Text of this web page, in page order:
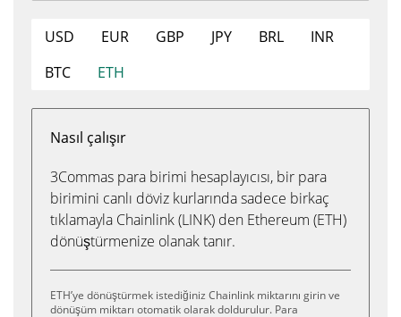
USD EUR GBP JPY BRL
INR
BTC
ETH
Nasıl çalışır
3Commas para birimi hesaplayıcısı, bir para
birimini canlı döviz kurlarında sadece birkaç
tıklamayla Chainlink (LINK) den Ethereum (ETH)
dönüştürmenize olanak tanır.
ETH’ye dönüştürmek istediğiniz Chainlink miktarını girin ve
dönüşüm miktarı otomatik olarak doldurulur. Para